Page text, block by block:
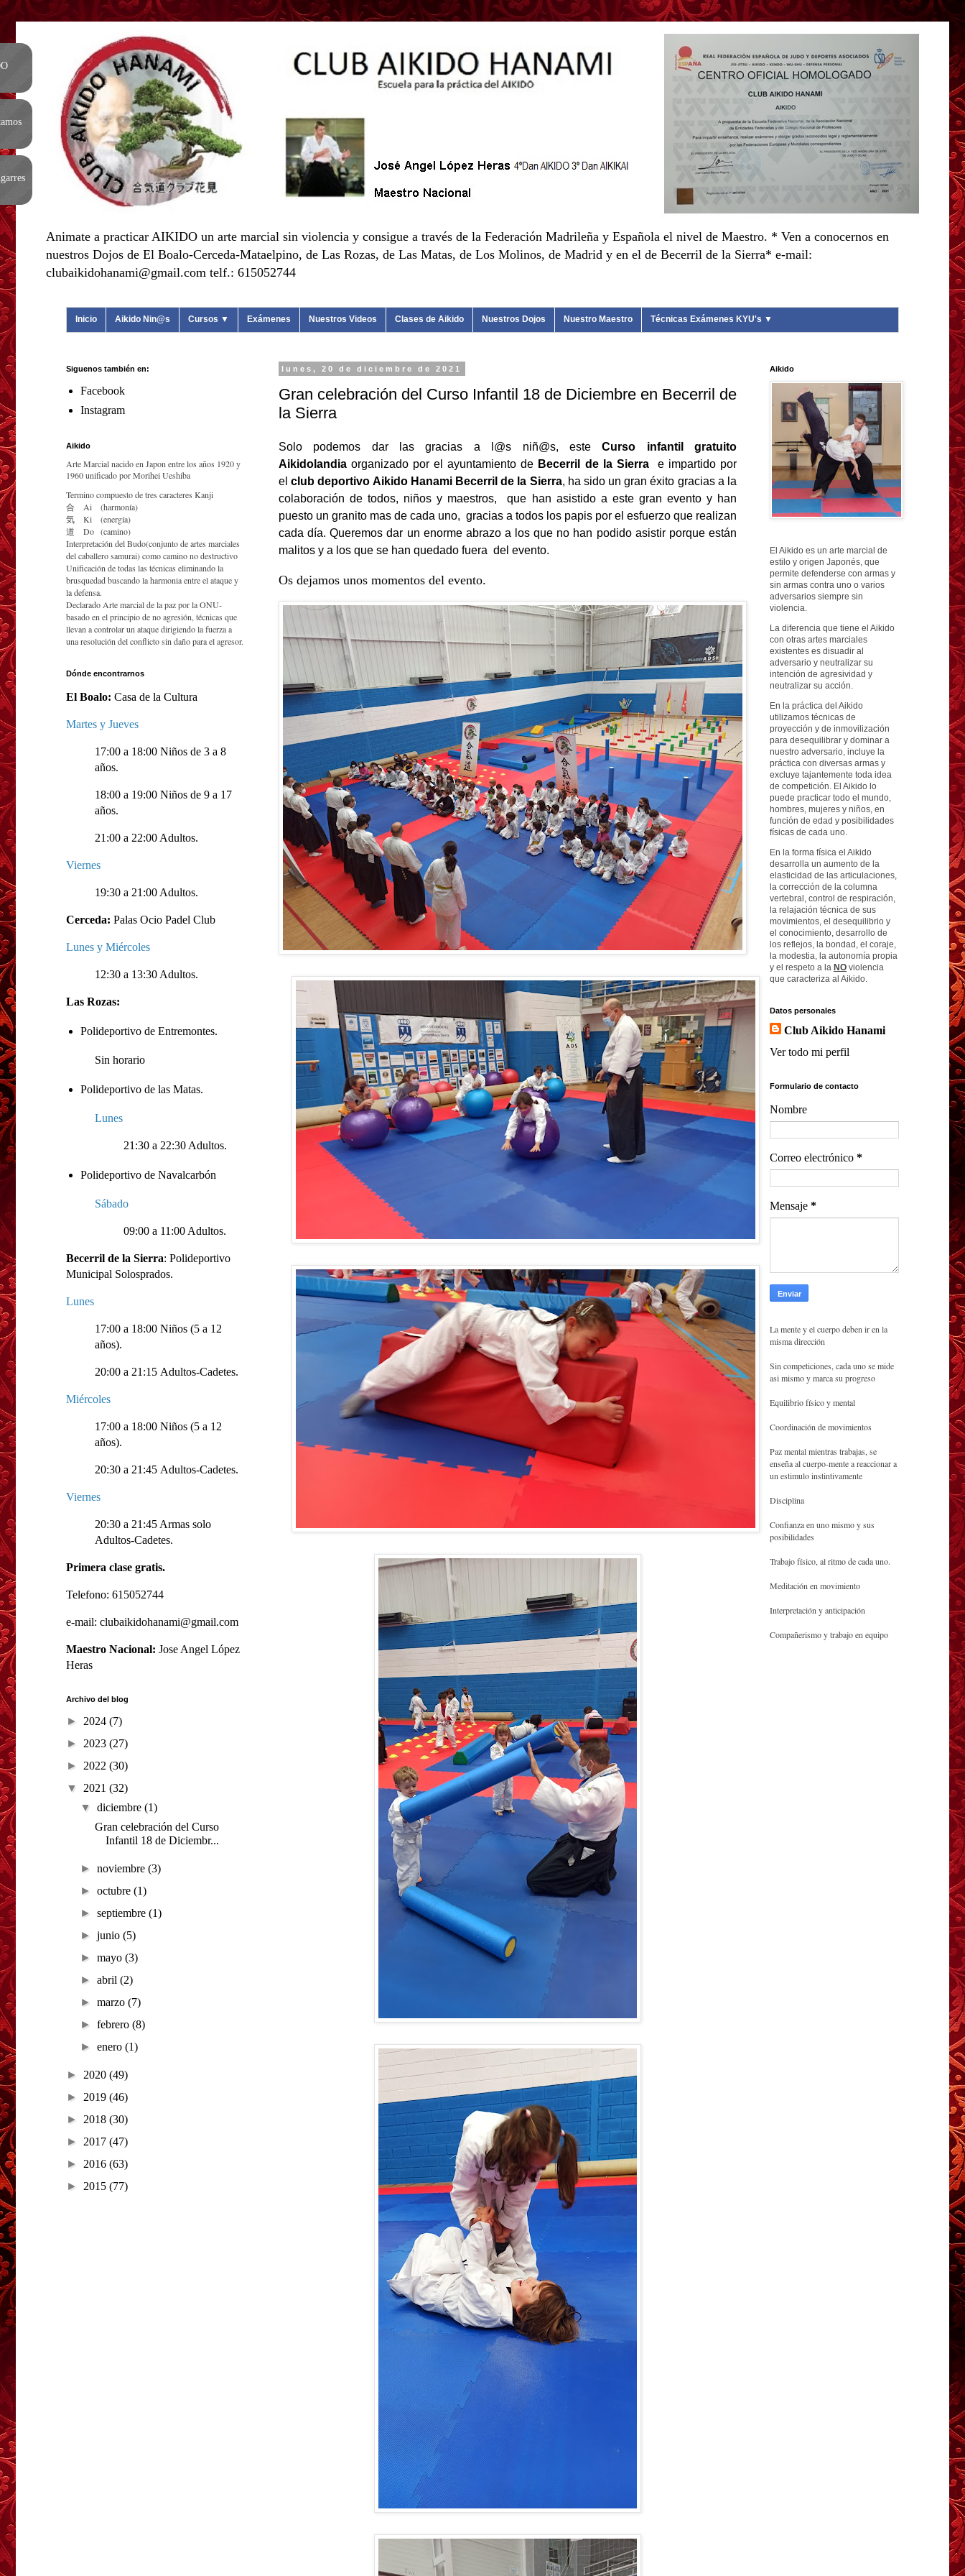
Animate a practicar AIKIDO un arte marcial sin violencia y consigue a través de la Federación Madrileña y Española el nivel de Maestro. * Ven a conocernos en
nuestros Dojos de El Boalo-Cerceda-Mataelpino, de Las Rozas, de Las Matas, de Los Molinos, de Madrid y en el de Becerril de la Sierra* e-mail:
clubaikidohanami@gmail.com telf.: 615052744
Inicio Aikido Nin@s Cursos ▼ Exámenes Nuestros Videos Clases de Aikido Nuestros Dojos Nuestro Maestro Técnicas Exámenes KYU's ▼
lunes, 20 de diciembre de 2021
Gran celebración del Curso Infantil 18 de Diciembre en Becerril de
la Sierra
Solo podemos dar las gracias a l@s niñ@s, esteCurso infantil gratuito
Aikidolandia organizado por el ayuntamiento de Becerril de la Sierrae impartido por
el club deportivo Aikido Hanami Becerril de la Sierra, ha sido un gran éxito gracias a la
colaboración de todos, niños y maestros,
que han asistido a este gran evento y han
puesto un granito mas de cada uno, gracias a todos los papis por el esfuerzo que realizan
cada día. Queremos dar un enorme abrazo a los que no han podido asistir porque están
malitos y a los que se han quedado fuera del evento.
Os dejamos unos momentos del evento.
Siguenos también en:
Facebook
Instagram
Aikido
Arte Marcial nacido en Japon entre los años 1920 y
1960 unificado por Morihei Ueshiba
Termino compuesto de tres caracteres Kanji
合
Ai
(harmonía)
気
Ki
(energía)
道
Do (camino)
Interpretación del Budo(conjunto de artes marciales
del caballero samurai) como camino no destructivo
Unificación de todas las técnicas eliminando la
brusquedad buscando la harmonia entre el ataque y
la defensa.
Declarado Arte marcial de la paz por la ONU-
basado en el principio de no agresión, técnicas que
llevan a controlar un ataque dirigiendo la fuerza a
una resolución del conflicto sin daño para el agresor.
Dónde encontrarnos
El Boalo: Casa de la Cultura
Martes y Jueves
17:00 a 18:00 Niños de 3 a 8
años.
18:00 a 19:00 Niños de 9 a 17
años.
21:00 a 22:00 Adultos.
Viernes
19:30 a 21:00 Adultos.
Cerceda: Palas Ocio Padel Club
Lunes y Miércoles
12:30 a 13:30 Adultos.
Las Rozas:
Polideportivo de Entremontes.
Sin horario
Polideportivo de las Matas.
Lunes
21:30 a 22:30 Adultos.
Polideportivo de Navalcarbón
Sábado
09:00 a 11:00 Adultos.
Becerril de la Sierra: Polideportivo
Municipal Solosprados.
Lunes
17:00 a 18:00 Niños (5 a 12
años).
20:00 a 21:15 Adultos-Cadetes.
Miércoles
17:00 a 18:00 Niños (5 a 12
años).
20:30 a 21:45 Adultos-Cadetes.
Viernes
20:30 a 21:45 Armas solo
Adultos-Cadetes.
Primera clase gratis.
Telefono: 615052744
e-mail: clubaikidohanami@gmail.com
Maestro Nacional: Jose Angel López
Heras
Archivo del blog
► 2024 (7)
► 2023 (27)
► 2022 (30)
▼ 2021 (32)
▼diciembre(1)
Gran celebración del Curso
Infantil 18 de Diciembr...
►noviembre(3)
►octubre(1)
►septiembre(1)
►junio(5)
►mayo(3)
►abril(2)
►marzo(7)
►febrero(8)
►enero(1)
► 2020 (49)
► 2019 (46)
► 2018 (30)
► 2017 (47)
► 2016 (63)
► 2015 (77)
Aikido
El Aikido es un arte marcial de
estilo y origen Japonés, que
permite defenderse con armas y
sin armas contra uno o varios
adversarios siempre sin
violencia.
La diferencia que tiene el Aikido
con otras artes marciales
existentes es disuadir al
adversario y neutralizar su
intención de agresividad y
neutralizar su acción.
En la práctica del Aikido
utilizamos técnicas de
proyección y de inmovilización
para desequilibrar y dominar a
nuestro adversario, incluye la
práctica con diversas armas y
excluye tajantemente toda idea
de competición. El Aikido lo
puede practicar todo el mundo,
hombres, mujeres y niños, en
función de edad y posibilidades
físicas de cada uno.
En la forma física el Aikido
desarrolla un aumento de la
elasticidad de las articulaciones,
la corrección de la columna
vertebral, control de respiración,
la relajación técnica de sus
movimientos, el desequilibrio y
el conocimiento, desarrollo de
los reflejos, la bondad, el coraje,
la modestia, la autonomía propia
y el respeto a la NO violencia
que caracteriza al Aikido.
Datos personales
Club Aikido Hanami
Ver todo mi perfil
Formulario de contacto
Nombre
Correo electrónico *
Mensaje *
La mente y el cuerpo deben ir en la
misma dirección
Sin competiciones, cada uno se mide
asi mismo y marca su progreso
Equilibrio físico y mental
Coordinación de movimientos
Paz mental mientras trabajas, se
enseña al cuerpo-mente a reaccionar a
un estimulo instintivamente
Disciplina
Confianza en uno mismo y sus
posibilidades
Trabajo físico, al ritmo de cada uno.
Meditación en movimiento
Interpretación y anticipación
Compañerismo y trabajo en equipo